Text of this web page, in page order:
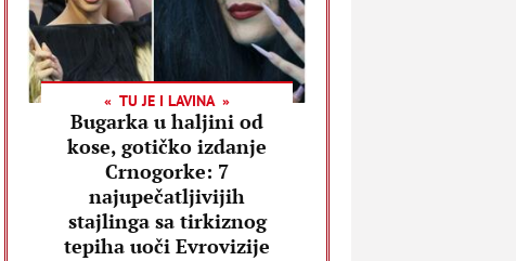
TU JE I LAVINA
Bugarka u haljini od
kose, gotičko izdanje
Crnogorke: 7
najupečatljivijih
stajlinga sa tirkiznog
tepiha uoči Evrovizije